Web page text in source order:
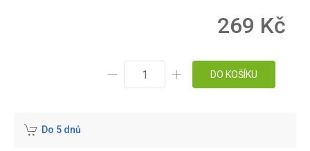
269 Kč
DO KOŠÍKU
Do 5 dnů